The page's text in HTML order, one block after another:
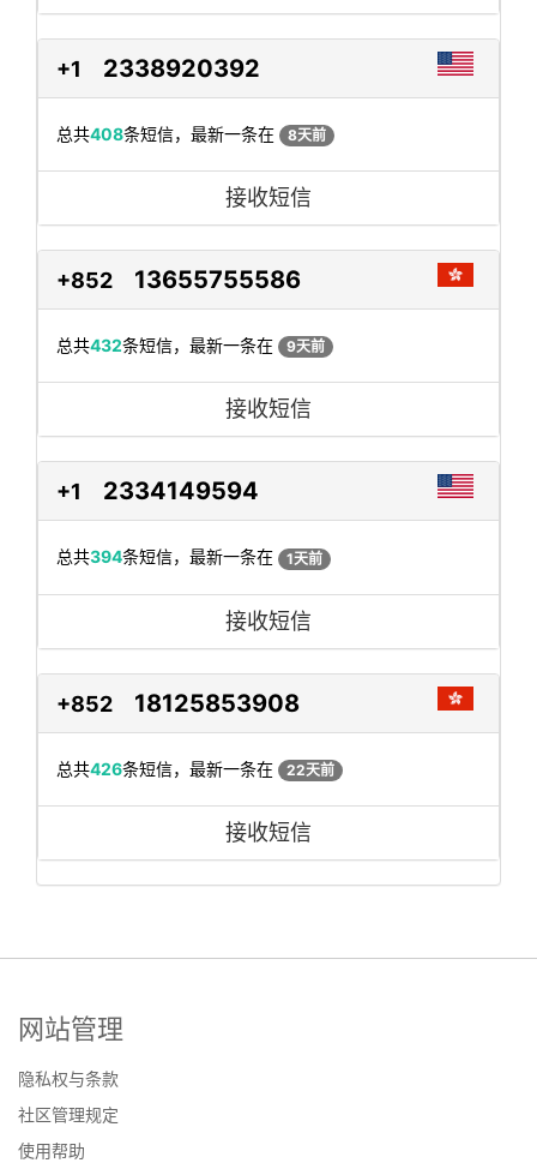
+1 2338920392
总共408条短信，最新一条在 8天前
接收短信
+852 13655755586
总共432条短信，最新一条在 9天前
接收短信
+1 2334149594
总共394条短信，最新一条在 1天前
接收短信
+852 18125853908
总共426条短信，最新一条在 22天前
接收短信
网站管理
隐私权与条款
社区管理规定
使用帮助